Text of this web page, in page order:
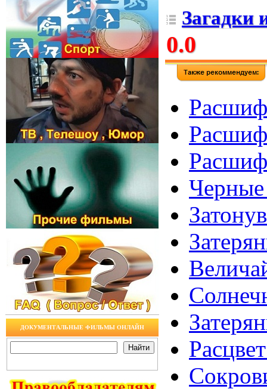
ДОКУМЕНТАЛЬНЫЕ ФИЛЬМЫ ОНЛАЙН
Загадки
0.0
Черные